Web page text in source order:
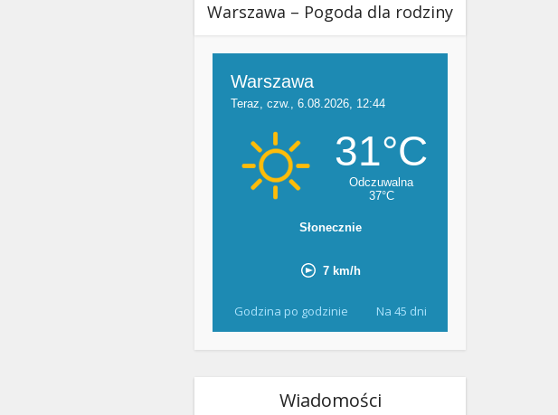
Warszawa – Pogoda dla rodziny
Godzina po godzinie Na 45 dni
Wiadomości